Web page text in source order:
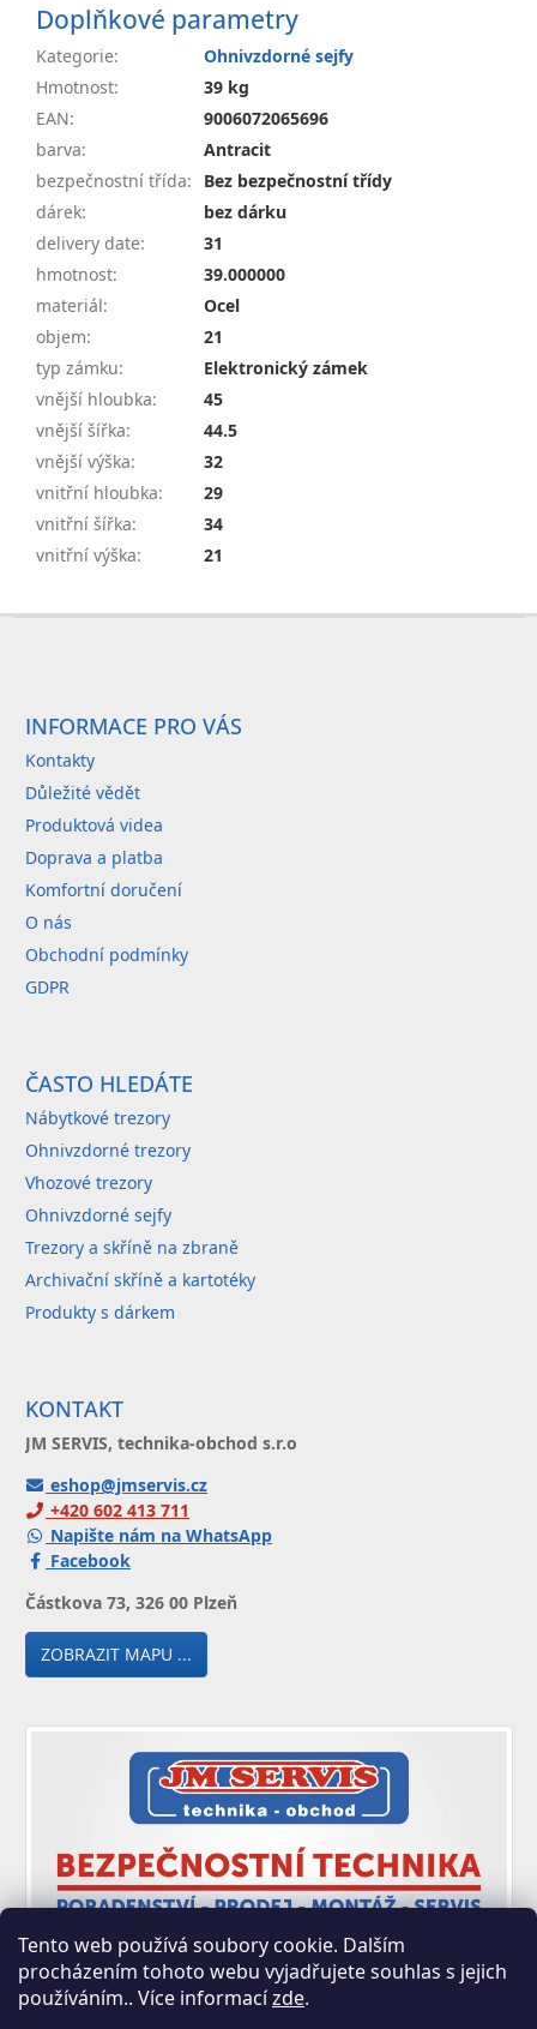
Tento web používá soubory cookie. Dalším
procházením tohoto webu vyjadřujete souhlas s jejich
používáním.. Více informacízde.
Doplňkové parametry
Kategorie:
Ohnivzdorné sejfy
Hmotnost:
39 kg
EAN:
9006072065696
barva:
Antracit
bezpečnostní třída:
Bez bezpečnostní třídy
dárek:
bez dárku
delivery date:
31
hmotnost:
39.000000
materiál:
Ocel
objem:
21
typ zámku:
Elektronický zámek
vnější hloubka:
45
vnější šířka:
44.5
vnější výška:
32
vnitřní hloubka:
29
vnitřní šířka:
34
vnitřní výška: 21
INFORMACE PRO VÁS
Kontakty
Důležité vědět
Produktová videa
Doprava a platba
Komfortní doručení
O nás
Obchodní podmínky
GDPR
ČASTO HLEDÁTE
Nábytkové trezory
Ohnivzdorné trezory
Vhozové trezory
Ohnivzdorné sejfy
Trezory a skříně na zbraně
Archivační skříně a kartotéky
Produkty s dárkem
KONTAKT
JM SERVIS, technika-obchod s.r.o
eshop@jmservis.cz
+420 602 413 711
Napište nám na WhatsApp
Facebook
Částkova 73, 326 00 Plzeň
ZOBRAZIT MAPU ...